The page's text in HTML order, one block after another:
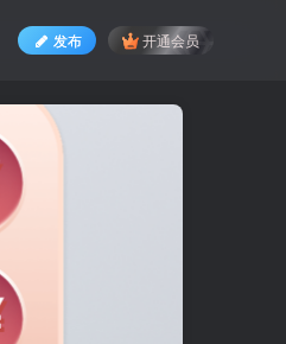
发布 开通会员